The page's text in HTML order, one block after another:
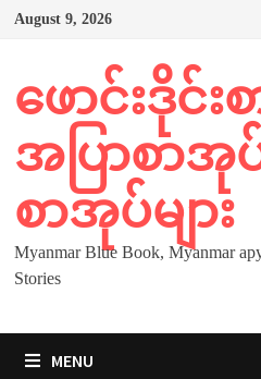
Skip
August 9, 2026
ဖောင်းဒိုင်း
အပြာစာအု
စာအုပ်များ
Myanmar Blue Book, Myanmar
Stories
MENU